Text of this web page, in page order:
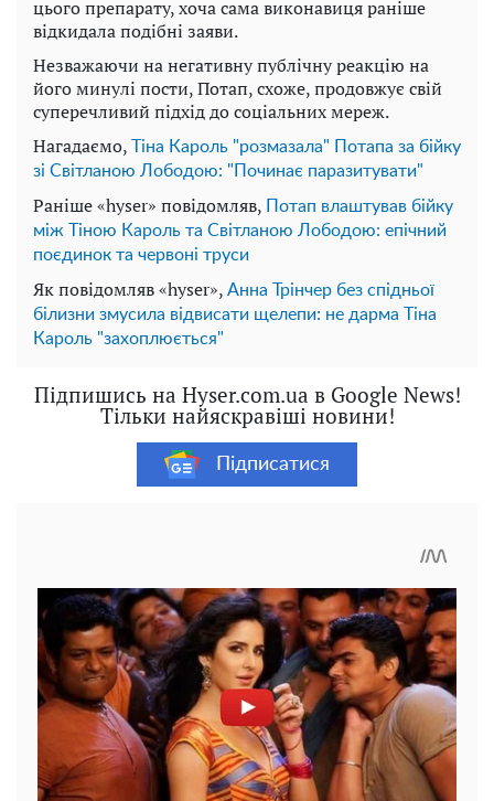
цього препарату, хоча сама виконавиця раніше
відкидала подібні заяви.
Незважаючи на негативну публічну реакцію на
його минулі пости, Потап, схоже, продовжує свій
суперечливий підхід до соціальних мереж.
Нагадаємо,
Тіна Кароль "розмазала" Потапа за бійку
зі Світланою Лободою: "Починає паразитувати"
Раніше «hyser» повідомляв,
Потап влаштував бійку
між Тіною Кароль та Світланою Лободою: епічний
поєдинок та червоні труси
Як повідомляв «hyser», Анна Трінчер без спідньої
білизни змусила відвисати щелепи: не дарма Тіна
Кароль "захоплюється"
Підпишись на Hyser.com.ua в Google News!
Тільки найяскравіші новини!
Підписатися